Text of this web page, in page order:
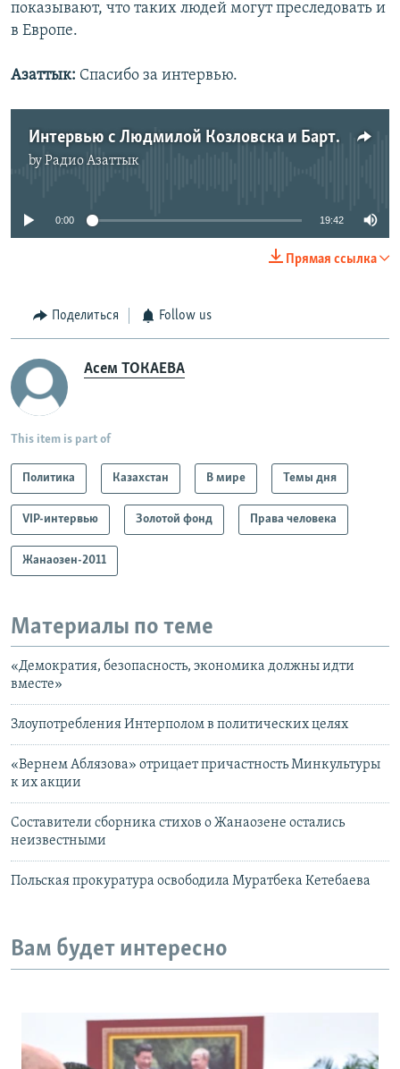
показывают, что таких людей могут преследовать и
в Европе.
Азаттык: Спасибо за интервью.
Интервью с Людмилой Козловска и Бартошем Крамеком
byРадио Азаттык
0:00 19:42
Прямая ссылка
Поделиться Follow us
Асем ТОКАЕВА
This item is part of
Политика Казахстан В мире Темы дня
VIP-интервью Золотой фонд Права человека
Жанаозен-2011
Материалы по теме
«Демократия, безопасность, экономика должны идти
вместе»
Злоупотребления Интерполом в политических целях
«Вернем Аблязова» отрицает причастность Минкультуры
к их акции
Составители сборника стихов о Жанаозене остались
неизвестными
Польская прокуратура освободила Муратбека Кетебаева
Вам будет интересно